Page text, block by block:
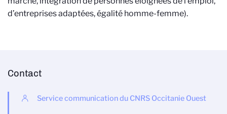
d’entreprises adaptées, égalité homme-femme).
Contact
Service communication du CNRS Occitanie Ouest